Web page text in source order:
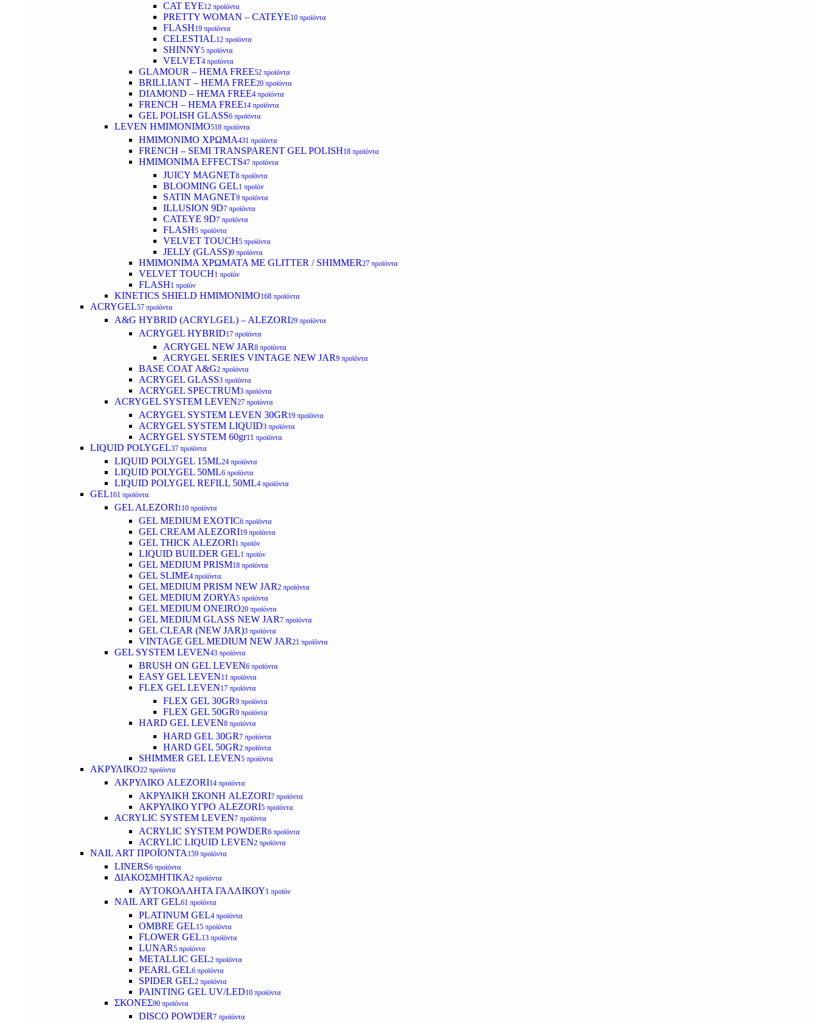
CAT EYE12 προϊόντα
PRETTY WOMAN – CATEYE10 προϊόντα
FLASH19 προϊόντα
CELESTIAL12 προϊόντα
SHINNY5 προϊόντα
VELVET4 προϊόντα
GLAMOUR – HEMA FREE52 προϊόντα
BRILLIANT – HEMA FREE20 προϊόντα
DIAMOND – HEMA FREE4 προϊόντα
FRENCH – HEMA FREE14 προϊόντα
GEL POLISH GLASS6 προϊόντα
LEVEN ΗΜΙΜΟΝΙΜΟ518 προϊόντα
ΗΜΙΜΟΝΙΜΟ ΧΡΩΜΑ431 προϊόντα
FRENCH – SEMI TRANSPARENT GEL POLISH18 προϊόντα
HMIMONIMA EFFECTS47 προϊόντα
JUICY MAGNET8 προϊόντα
BLOOMING GEL1 προϊόν
SATIN MAGNET9 προϊόντα
ILLUSION 9D7 προϊόντα
CATEYE 9D7 προϊόντα
FLASH5 προϊόντα
VELVET TOUCH5 προϊόντα
JELLY (GLASS)9 προϊόντα
ΗΜΙΜΟΝΙΜA ΧΡΩΜΑΤΑ ΜΕ GLITTER / SHIMMER27 προϊόντα
VELVET TOUCH1 προϊόν
FLASH1 προϊόν
KINETICS SHIELD ΗΜΙΜΟΝΙΜΟ168 προϊόντα
ACRYGEL57 προϊόντα
A&G HYBRID (ACRYLGEL) – ALEZORI29 προϊόντα
ACRYGEL HYBRID17 προϊόντα
ACRYGEL NEW JAR8 προϊόντα
ACRYGEL SERIES VINTAGE NEW JAR9 προϊόντα
BASE COAT A&G2 προϊόντα
ACRYGEL GLASS3 προϊόντα
ACRYGEL SPECTRUM3 προϊόντα
ACRYGEL SYSTEM LEVEN27 προϊόντα
ACRYGEL SYSTEM LEVEN 30GR 19 προϊόντα
ACRYGEL SYSTEM LIQUID3 προϊόντα
ACRYGEL SYSTEM 60gr11 προϊόντα
LIQUID POLYGEL37 προϊόντα
LIQUID POLYGEL 15ML24 προϊόντα
LIQUID POLYGEL 50ML6 προϊόντα
LIQUID POLYGEL REFILL 50ML4 προϊόντα
GEL161 προϊόντα
GEL ALEZORI110 προϊόντα
GEL MEDIUM EXOTIC6 προϊόντα
GEL CREAM ALEZORI19 προϊόντα
GEL THICK ALEZORI1 προϊόν
LIQUID BUILDER GEL1 προϊόν
GEL MEDIUM PRISM18 προϊόντα
GEL SLIME4 προϊόντα
GEL MEDIUM PRISM NEW JAR2 προϊόντα
GEL MEDIUM ZORYA5 προϊόντα
GEL MEDIUM ONEIRO20 προϊόντα
GEL MEDIUM GLASS NEW JAR7 προϊόντα
GEL CLEAR (NEW JAR)3 προϊόντα
VINTAGE GEL MEDIUM NEW JAR21 προϊόντα
GEL SYSTEM LEVEN43 προϊόντα
BRUSH ON GEL LEVEN6 προϊόντα
EASY GEL LEVEN11 προϊόντα
FLEX GEL LEVEN17 προϊόντα
FLEX GEL 30GR9 προϊόντα
FLEX GEL 50GR9 προϊόντα
HARD GEL LEVEN8 προϊόντα
HARD GEL 30GR7 προϊόντα
HARD GEL 50GR2 προϊόντα
SHIMMER GEL LEVEN5 προϊόντα
ΑΚΡΥΛΙΚΟ22 προϊόντα
ΑΚΡΥΛΙΚΟ ALEZORI14 προϊόντα
ΑΚΡΥΛΙΚΗ ΣΚΟΝΗ ALEZORI7 προϊόντα
ΑΚΡΥΛΙΚΟ ΥΓΡΟ ALEZORI5 προϊόντα
ACRYLIC SYSTEM LEVEN7 προϊόντα
ACRYLIC SYSTEM POWDER6 προϊόντα
ACRYLIC LIQUID LEVEN2 προϊόντα
NAIL ART ΠΡΟΪΟΝΤΑ 159 προϊόντα
LINERS6 προϊόντα
ΔΙΑΚΟΣΜΗΤΙΚΑ2 προϊόντα
ΑΥΤΟΚΟΛΛΗΤΑ ΓΑΛΛΙΚΟΥ1 προϊόν
NAIL ART GEL61 προϊόντα
PLATINUM GEL4 προϊόντα
OMBRE GEL15 προϊόντα
FLOWER GEL13 προϊόντα
LUNAR5 προϊόντα
METALLIC GEL2 προϊόντα
PEARL GEL6 προϊόντα
SPIDER GEL2 προϊόντα
PAINTING GEL UV/LED10 προϊόντα
ΣΚΟΝΕΣ90 προϊόντα
DISCO POWDER7 προϊόντα